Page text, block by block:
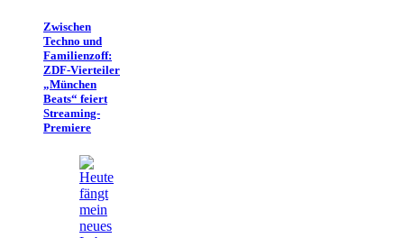
Zwischen
Techno und
Familienzoff:
ZDF-Vierteiler
„München
Beats“ feiert
Streaming-
Premiere